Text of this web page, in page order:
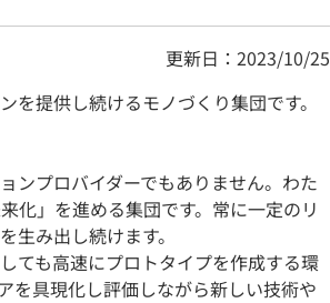
更新日：2023/10/25
提供し続けるモノづくり集団です。
ンプロバイダーでもありません。わた
化」を進める集団です。常に一定のリ
生み出し続けます。
ても高速にプロトタイプを作成する環
を具現化し評価しながら新しい技術や